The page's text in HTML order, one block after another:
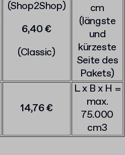
(Shop2Shop)
6,40 €
(Classic)
cm
(längste
und
kürzeste
Seite des
Pakets)
14,76 €
L x B x H =
max.
75.000
cm3